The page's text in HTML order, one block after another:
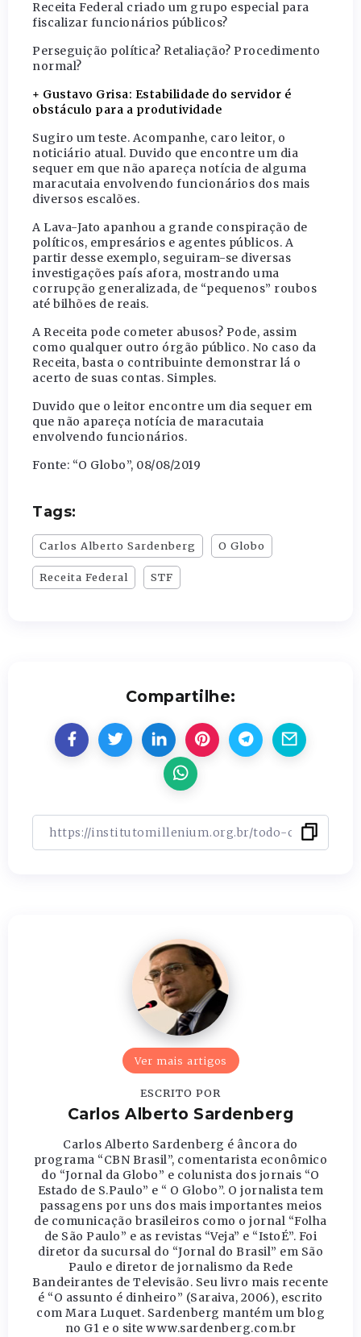
Receita Federal criado um grupo especial para
fiscalizar funcionários públicos?
Perseguição política? Retaliação? Procedimento
normal?
+ Gustavo Grisa: Estabilidade do servidor é
obstáculo para a produtividade
Sugiro um teste. Acompanhe, caro leitor, o
noticiário atual. Duvido que encontre um dia
sequer em que não apareça notícia de alguma
maracutaia envolvendo funcionários dos mais
diversos escalões.
A Lava-Jato apanhou a grande conspiração de
políticos, empresários e agentes públicos. A
partir desse exemplo, seguiram-se diversas
investigações país afora, mostrando uma
corrupção generalizada, de “pequenos” roubos
até bilhões de reais.
A Receita pode cometer abusos? Pode, assim
como qualquer outro órgão público. No caso da
Receita, basta o contribuinte demonstrar lá o
acerto de suas contas. Simples.
Duvido que o leitor encontre um dia sequer em
que não apareça notícia de maracutaia
envolvendo funcionários.
Fonte: “O Globo”, 08/08/2019
Tags:
Carlos Alberto Sardenberg O Globo
Receita Federal STF
Compartilhe:
Ver mais artigos
ESCRITO POR
Carlos Alberto Sardenberg
Carlos Alberto Sardenberg é âncora do
programa “CBN Brasil”, comentarista econômico
do “Jornal da Globo” e colunista dos jornais “O
Estado de S.Paulo” e “ O Globo”. O jornalista tem
passagens por uns dos mais importantes meios
de comunicação brasileiros como o jornal “Folha
de São Paulo” e as revistas “Veja” e “IstoÉ”. Foi
diretor da sucursal do “Jornal do Brasil” em São
Paulo e diretor de jornalismo da Rede
Bandeirantes de Televisão. Seu livro mais recente
é “O assunto é dinheiro” (Saraiva, 2006), escrito
com Mara Luquet. Sardenberg mantém um blog
no G1 e o site www.sardenberg.com.br